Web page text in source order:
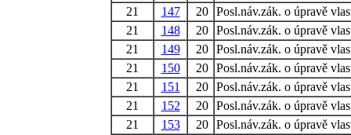
21
147 20 Posl.náv.zák. o úpravě
21
148 20 Posl.náv.zák. o úpravě
21
149 20 Posl.náv.zák. o úpravě
21
150 20 Posl.náv.zák. o úpravě
21
151 20 Posl.náv.zák. o úpravě
21
152 20 Posl.náv.zák. o úpravě
21
153 20 Posl.náv.zák. o úpravě